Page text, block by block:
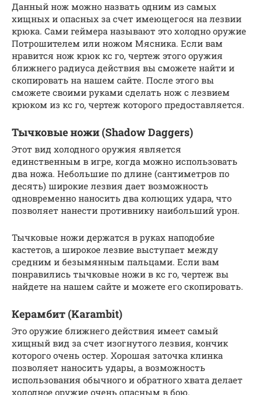
Данный нож можно назвать одним из самых
хищных и опасных за счет имеющегося на лезвии
крюка. Сами геймера называют это холодно оружие
Потрошителем или ножом Мясника. Если вам
нравится нож крюк кс го, чертеж этого оружия
ближнего радиуса действия вы сможете найти и
скопировать на нашем сайте. После этого вы
сможете своими руками сделать нож с лезвием
крюком из кс го, чертеж которого предоставляется.
Тычковые ножи (Shadow Daggers)
Этот вид холодного оружия является
единственным в игре, когда можно использовать
два ножа. Небольшие по длине (сантиметров по
десять) широкие лезвия дает возможность
одновременно наносить два колющих удара, что
позволяет нанести противнику наибольший урон.
Тычковые ножи держатся в руках наподобие
кастетов, а широкое лезвие выступает между
средним и безымянным пальцами. Если вам
понравились тычковые ножи в кс го, чертеж вы
найдете на нашем сайте и можете его скопировать.
Керамбит (Karambit)
Это оружие ближнего действия имеет самый
хищный вид за счет изогнутого лезвия, кончик
которого очень остер. Хорошая заточка клинка
позволяет наносить удары, а возможность
использования обычного и обратного хвата делает
холодное оружие очень опасным в бою.